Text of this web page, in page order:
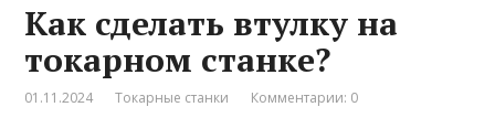
Как сделать втулку на
токарном станке?
01.11.2024 Токарные станки Комментарии: 0